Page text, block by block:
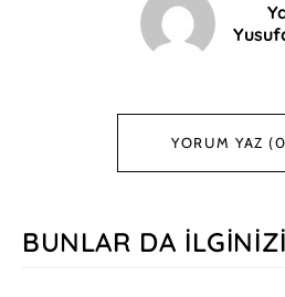
YORUM YAZ
BUNLAR DA